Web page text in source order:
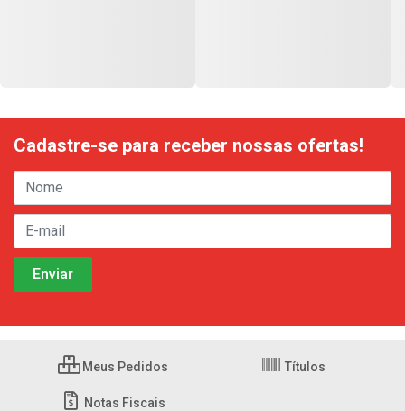
Cadastre-se para receber nossas ofertas!
Meus Pedidos Títulos
Notas Fiscais